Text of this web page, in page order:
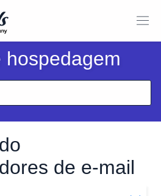
de e-mail